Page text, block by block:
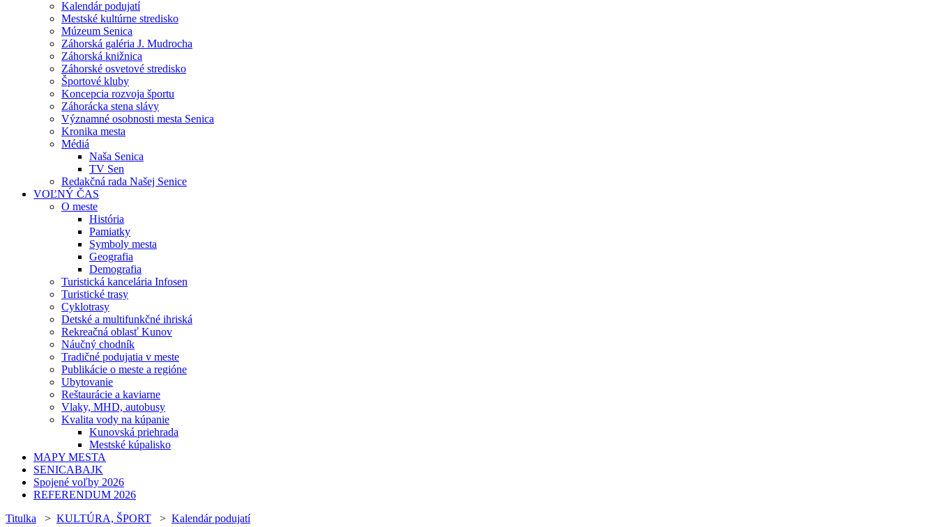
Kalendár podujatí
Mestské kultúrne stredisko
Múzeum Senica
Záhorská galéria J. Mudrocha
Záhorská knižnica
Záhorské osvetové stredisko
Športové kluby
Koncepcia rozvoja športu
Záhorácka stena slávy
Významné osobnosti mesta Senica
Kronika mesta
Médiá
Naša Senica
TV Sen
Redakčná rada Našej Senice
VOĽNÝ ČAS
O meste
História
Pamiatky
Symboly mesta
Geografia
Demografia
Turistická kancelária Infosen
Turistické trasy
Cyklotrasy
Detské a multifunkčné ihriská
Rekreačná oblasť Kunov
Náučný chodník
Tradičné podujatia v meste
Publikácie o meste a regióne
Ubytovanie
Reštaurácie a kaviarne
Vlaky, MHD, autobusy
Kvalita vody na kúpanie
Kunovská priehrada
Mestské kúpalisko
MAPY MESTA
SENICABAJK
Spojené voľby 2026
REFERENDUM 2026
Titulka > KULTÚRA, ŠPORT > Kalendár podujatí